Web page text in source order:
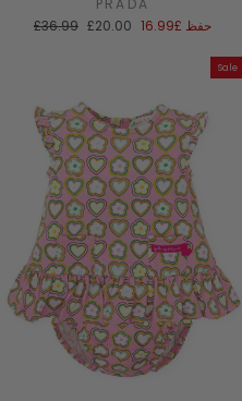
السعر
£36.99 سعر
£20.00 حفظ £16.99
Sale